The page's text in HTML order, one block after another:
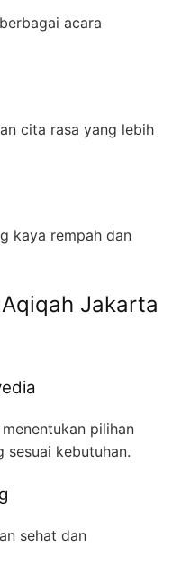
acara
cita rasa yang lebih
kaya rempah dan
Jakarta
pilihan
sesuai kebutuhan.
sehat dan